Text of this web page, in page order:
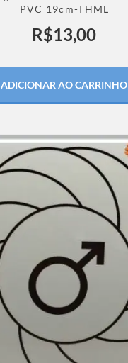
PVC 19cm-THML
R$13,00
ADICIONAR AO CARRINHO